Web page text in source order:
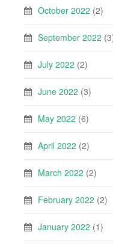
October 2022 (2)
September 2022
July 2022 (2)
June 2022 (3)
May 2022 (6)
April 2022 (2)
March 2022 (2)
February 2022 (2)
January 2022 (1)